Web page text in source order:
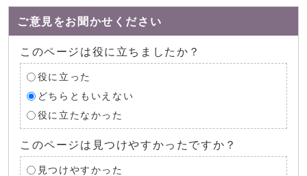
ご意見をお聞かせください
このページは役に立ちましたか？
役に立った
どちらともいえない
役に立たなかった
このページは見つけやすかったですか？
見つけやすかった